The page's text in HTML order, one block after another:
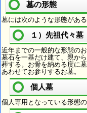
墓の形態
墓には次のような形態がある
１）先祖代々墓
近年までの一般的な形態の
墓石を一基だけ建て、親か
葬する。お骨を納める度に
あわせてお参りするお墓。
個人墓
個人専用となっている形態の